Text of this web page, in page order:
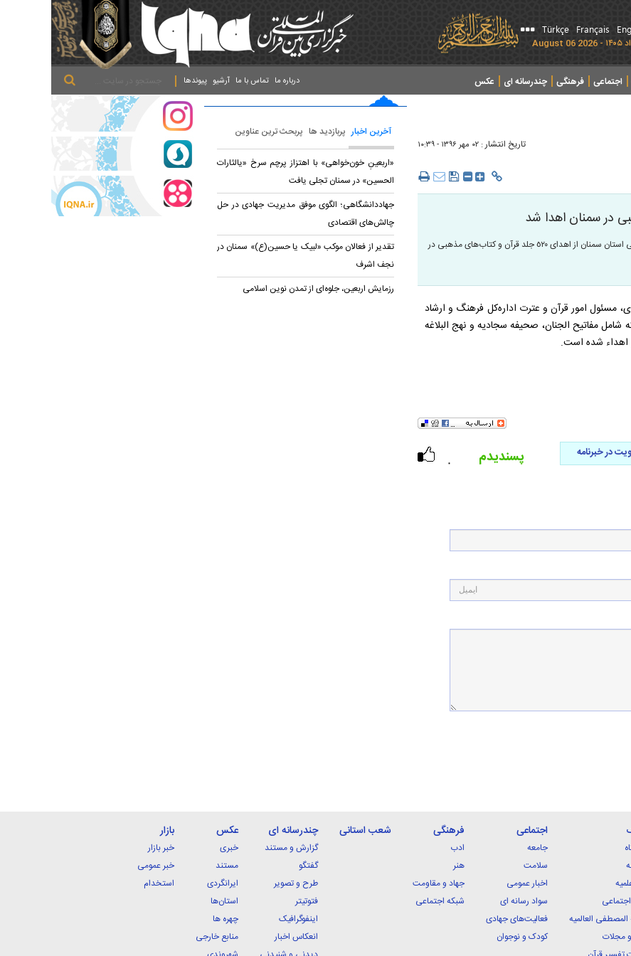
Français
Türkçe
اجتماعی فرهنگی چندرسانه ای عکس پیوندها آرشیو تماس با ما درباره ما
تاریخ انتشار : ۰۲ مهر ۱۳۹۶ - ۱۰:۳۹
گروه فعالیت‌های قرآنی: مسوول امور قرآن و عترت اداره‌کل فرهنگ و ارشاد اسلامی استان سمنان از اهدای ٥٢٠ جلد قرآن و کتاب‌های مذهبی در
مسئول امور قرآن و عترت اداره‌کل فرهنگ و ارشاد
کتاب مذهبی که شامل مفاتیح الجنان، صحیفه سجادیه و نهج البلاغه
اهداء شده است.
در خبرنامه
۰ پسندیدم
آخرین اخبار پربازدید ها پربحث ترین عناوین
«اربعینِ خون‌خواهی» با اهتزاز پرچم سرخ «یالثارات
الحسین» در سمنان تجلی یافت
جهاددانشگاهی؛ الگوی موفق مدیریت جهادی در حل
چالش‌های اقتصادی
تقدیر از فعالان موکب «لبیک یا حسین(ع)» سمنان در
نجف اشرف
رزمایش اربعین، جلوه‌ای از تمدن نوین اسلامی
العالمیه
مجلات
اجتماعی
جامعه
سلامت
اخبار عمومی
سواد رسانه ای
فعالیت‌های جهادی
کودک و نوجوان
فرهنگی
ادب
هنر
جهاد و مقاومت
شبکه اجتماعی
شعب استانی چندرسانه ای
گزارش و مستند
گفتگو
طرح و تصویر
فتوتیتر
اینفوگرافیک
انعکاس اخبار
عکس
خبری
مستند
ایرانگردی
استان‌ها
چهره ها
منابع خارجی
بازار
خبر بازار
خبر عمومی
استخدام